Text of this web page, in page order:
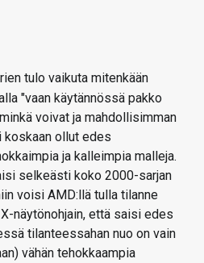
tulo vaikuta mitenkään
"vaan käytännössä pakko
voivat ja mahdollisimman
koskaan ollut edes
ja kalleimpia malleja.
selkeästi koko 2000-sarjan
voisi AMD:llä tulla tilanne
näytönohjain, että saisi edes
tilanteessahan nuo on vain
vähän tehokkaampia